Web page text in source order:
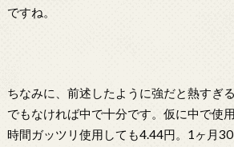
ですね。
ちなみに、前述したように強だと熱すぎ
でもなければ中で十分です。仮に中で使
時間ガッツリ使用しても4.44円。1ヶ月